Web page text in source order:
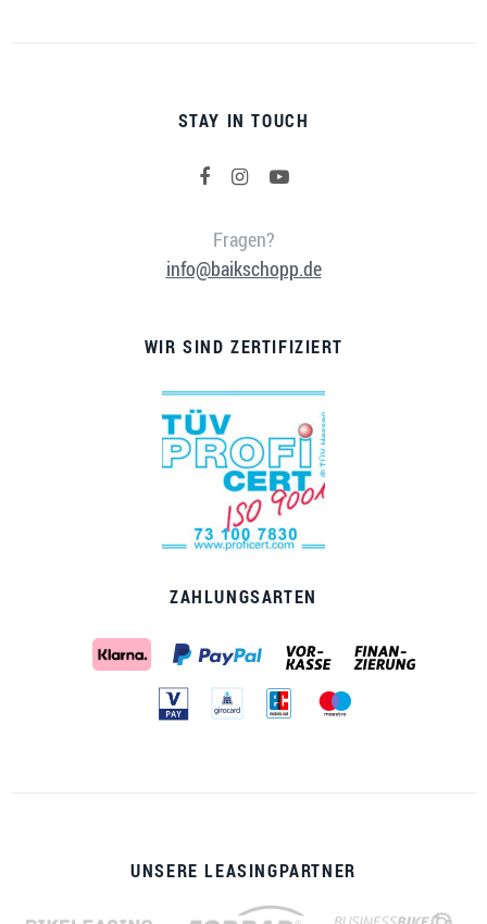
STAY IN TOUCH
Fragen?
info@baikschopp.de
WIR SIND ZERTIFIZIERT
ZAHLUNGSARTEN
UNSERE LEASINGPARTNER